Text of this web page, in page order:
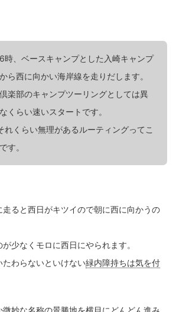
時、ベースキャンプとした入崎キャンプ
ら西に向かい海岸線を走りだします。
楽部のキャンプツーリングとしては異
くらい速いスタートです。
れくらい無理があるルーティングってこ
す。
ると西日がキツイので朝に西に向かうの
少なくモロに西日にやられます。
たわらないといけない緑内障持ちは気を付
微妙な名称の景勝地を横目にどんどん進み